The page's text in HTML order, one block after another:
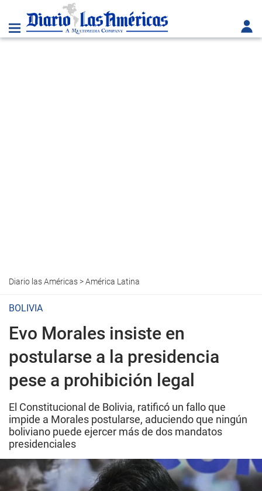
Diario las Américas>América Latina
BOLIVIA
Evo Morales insiste en
postularse a la presidencia
pese a prohibición legal
El Constitucional de Bolivia, ratificó un fallo que
impide a Morales postularse, aduciendo que ningún
boliviano puede ejercer más de dos mandatos
presidenciales